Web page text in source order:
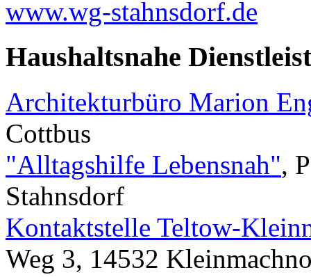
www.wg-stahnsdorf.de
Haushaltsnahe
Architekturbüro Marion
Cottbus
"Alltagshilfe Lebensnah",
Stahnsdorf
Kontaktstelle Teltow-
Weg 3, 14532